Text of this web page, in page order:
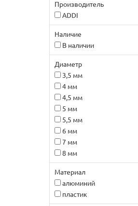
Производитель
ADDI
Наличие
В наличии
Диаметр
3,5 мм
4 мм
4,5 мм
5 мм
5,5 мм
6 мм
7 мм
8 мм
Материал
алюминий
пластик